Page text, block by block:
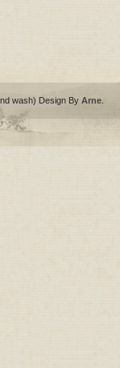
wash) Design By Arne